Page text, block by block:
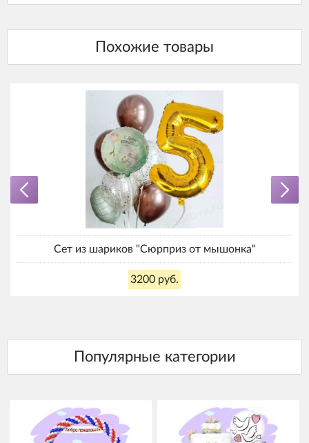
Сет из шариков "Сюрприз от мышонка"
3200 руб.